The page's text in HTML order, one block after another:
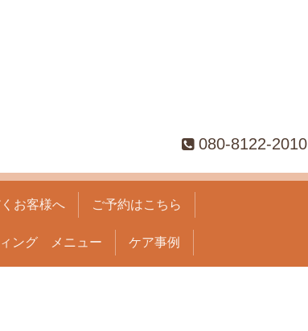
080-8122-2010
お客様へ ご予約はこちら
ング メニュー ケア事例